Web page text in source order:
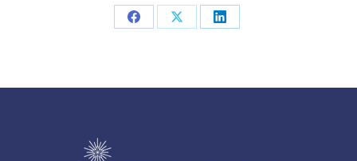
Share Share Share